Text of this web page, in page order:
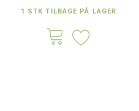
1 STK TILBAGE PÅ LAGER